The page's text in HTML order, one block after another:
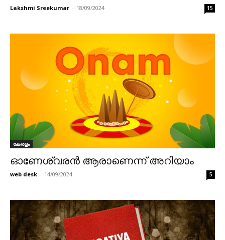
Lakshmi Sreekumar - 18/09/2024 15
കേരളം
ഓണേശ്വരൻ ആരാണെന്ന് അറിയാം
web desk - 14/09/2024 5